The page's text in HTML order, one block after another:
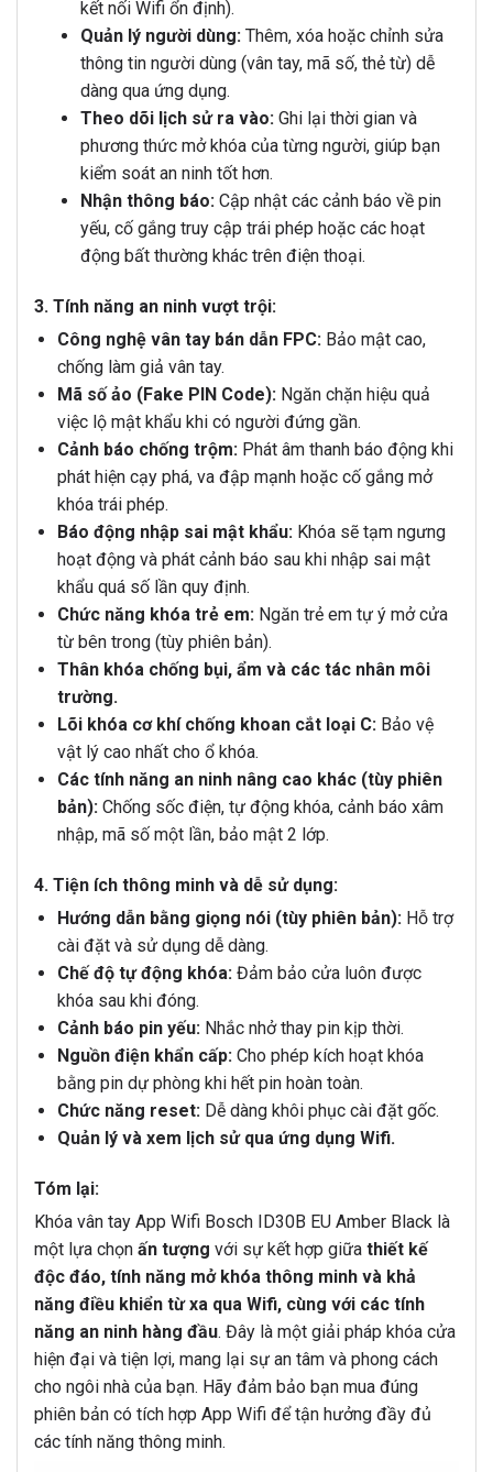
kết nối Wifi ổn định).
Quản lý người dùng:Thêm, xóa hoặc chỉnh sửa
thông tin người dùng (vân tay, mã số, thẻ từ) dễ
dàng qua ứng dụng.
Theo dõi lịch sử ra vào:Ghi lại thời gian và
phương thức mở khóa của từng người, giúp bạn
kiểm soát an ninh tốt hơn.
Nhận thông báo:Cập nhật các cảnh báo về pin
yếu, cố gắng truy cập trái phép hoặc các hoạt
động bất thường khác trên điện thoại.
3. Tính năng an ninh vượt trội:
Công nghệ vân tay bán dẫn FPC:Bảo mật cao,
chống làm giả vân tay.
Mã số ảo (Fake PIN Code):Ngăn chặn hiệu quả
việc lộ mật khẩu khi có người đứng gần.
Cảnh báo chống trộm:Phát âm thanh báo động khi
phát hiện cạy phá, va đập mạnh hoặc cố gắng mở
khóa trái phép.
Báo động nhập sai mật khẩu:Khóa sẽ tạm ngưng
hoạt động và phát cảnh báo sau khi nhập sai mật
khẩu quá số lần quy định.
Chức năng khóa trẻ em:Ngăn trẻ em tự ý mở cửa
từ bên trong (tùy phiên bản).
Thân khóa chống bụi, ẩm và các tác nhân môi
trường.
Lõi khóa cơ khí chống khoan cắt loại C:Bảo vệ
vật lý cao nhất cho ổ khóa.
Các tính năng an ninh nâng cao khác (tùy phiên
bản):Chống sốc điện, tự động khóa, cảnh báo xâm
nhập, mã số một lần, bảo mật 2 lớp.
4. Tiện ích thông minh và dễ sử dụng:
Hướng dẫn bằng giọng nói (tùy phiên bản):Hỗ trợ
cài đặt và sử dụng dễ dàng.
Chế độ tự động khóa:Đảm bảo cửa luôn được
khóa sau khi đóng.
Cảnh báo pin yếu:Nhắc nhở thay pin kịp thời.
Nguồn điện khẩn cấp:Cho phép kích hoạt khóa
bằng pin dự phòng khi hết pin hoàn toàn.
Chức năng reset:Dễ dàng khôi phục cài đặt gốc.
Quản lý và xem lịch sử qua ứng dụng Wifi.
Tóm lại:
Khóa vân tay App Wifi Bosch ID30B EU Amber Black là
một lựa chọn ấn tượng với sự kết hợp giữa thiết kế
độc đáo, tính năng mở khóa thông minh và khả
năng điều khiển từ xa qua Wifi, cùng với các tính
năng an ninh hàng đầu. Đây là một giải pháp khóa cửa
hiện đại và tiện lợi, mang lại sự an tâm và phong cách
cho ngôi nhà của bạn. Hãy đảm bảo bạn mua đúng
phiên bản có tích hợp App Wifi để tận hưởng đầy đủ
các tính năng thông minh.